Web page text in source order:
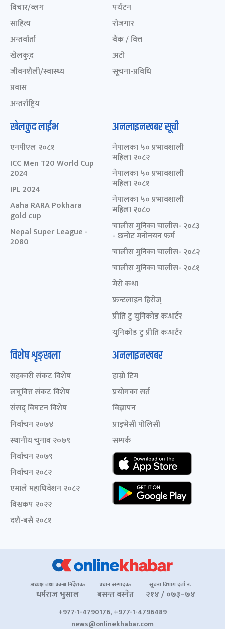
विचार/ब्लग
साहित्य
अन्तर्वार्ता
खेलकुद़़
जीवनशैली/स्वास्थ्य
प्रवास
अन्तर्राष्ट्रिय
पर्यटन
रोजगार
बैंक / वित्त
अटो
सूचना-प्रविधि
खेलकुद लाईभ
एनपीएल २०८१
ICC Men T20 World Cup
2024
IPL 2024
Aaha RARA Pokhara
gold cup
Nepal Super League -
2080
अनलाइनखबर सूची
नेपालका ५० प्रभावशाली
महिला २०८२
नेपालका ५० प्रभावशाली
महिला २०८१
नेपालका ५० प्रभावशाली
महिला २०८०
चालीस मुनिका चालीस- २०८३
- छनोट मनोनयन फर्म
चालीस मुनिका चालीस- २०८२
चालीस मुनिका चालीस- २०८१
मेरो कथा
फ्रन्टलाइन हिरोज्
प्रीति टु युनिकोड कन्भर्टर
युनिकोड टु प्रीति कन्भर्टर
विशेष शृङ्खला
सहकारी संकट विशेष
लघुवित्त संकट विशेष
संसद् विघटन विशेष
निर्वाचन २०७४
स्थानीय चुनाव २०७९
निर्वाचन २०७९
निर्वाचन २०८२
एमाले महाधिवेशन २०८२
विश्वकप २०२२
दशैं-बसैं २०८१
अनलाइनखबर
हाम्रो टिम
प्रयोगका सर्त
विज्ञापन
प्राइभेसी पोलिसी
सम्पर्क
अध्यक्ष तथा प्रबन्ध निर्देशक:
धर्मराज भुसाल
प्रधान सम्पादक:
बसन्त बस्नेत
सूचना विभाग दर्ता नं.
२१४ / ०७३–७४
+977-1-4790176, +977-1-4796489
news@onlinekhabar.com